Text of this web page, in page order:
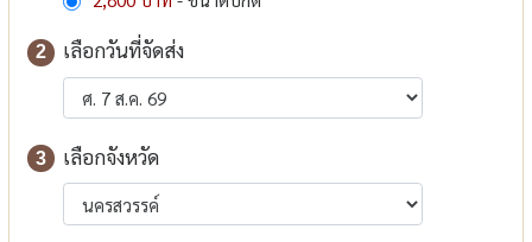
2 เลือกวันที่จัดส่ง
3 เลือกจังหวัด